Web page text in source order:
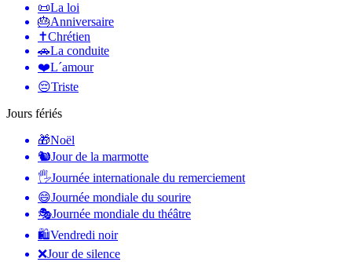
📜La loi
🎂Anniversaire
✝️Chrétien
🚗La conduite
❤️L´amour
😔Triste
Jours fériés
🎁Noël
🐿Jour de la marmotte
🖐Journée internationale du remerciement
😄Journée mondiale du sourire
🎭Journée mondiale du théâtre
🛍Vendredi noir
❌Jour de silence